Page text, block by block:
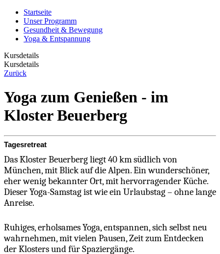
Startseite
Unser Programm
Gesundheit & Bewegung
Yoga & Entspannung
Kursdetails
Kursdetails
Zurück
Yoga zum Genießen - im
Kloster Beuerberg
Tagesretreat
Das Kloster Beuerberg liegt 40 km südlich von
München, mit Blick auf die Alpen. Ein wunderschöner,
eher wenig bekannter Ort, mit hervorragender Küche.
Dieser Yoga-Samstag ist wie ein Urlaubstag – ohne lange
Anreise.
Ruhiges, erholsames Yoga, entspannen, sich selbst neu
wahrnehmen, mit vielen Pausen, Zeit zum Entdecken
der Klosters und für Spaziergänge.